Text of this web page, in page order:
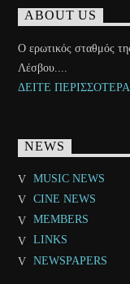
ABOUT US
Ο ερωτικός σταθμός
Λέσβου....
ΔΕΙΤΕ
NEWS
MUSIC NEWS
CINE NEWS
MEMBERS
LINKS
NEWSPAPERS